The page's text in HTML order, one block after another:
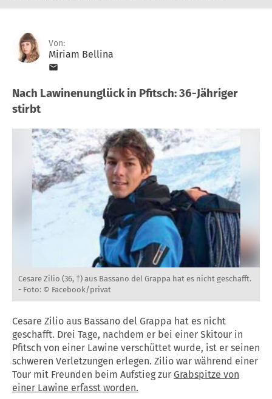
Von:
Miriam Bellina
Nach Lawinenunglück in Pfitsch: 36-Jähriger
stirbt
Cesare Zilio (36, †) aus Bassano del Grappa hat es nicht geschafft.
- Foto: © Facebook/privat
Cesare Zilio aus Bassano del Grappa hat es nicht
geschafft. Drei Tage, nachdem er bei einer Skitour in
Pfitsch von einer Lawine verschüttet wurde, ist er seinen
schweren Verletzungen erlegen. Zilio war während einer
Tour mit Freunden beim Aufstieg zur Grabspitze von
einer Lawine erfasst worden.